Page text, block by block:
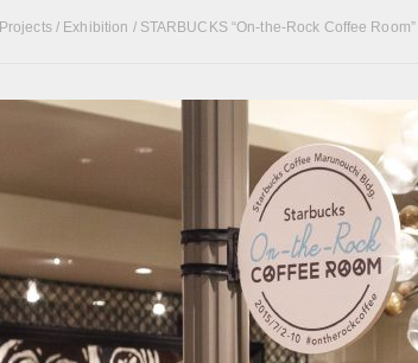
Projects/ Exhibition / STARBUCKS “On-the-Rock Coffee Room”